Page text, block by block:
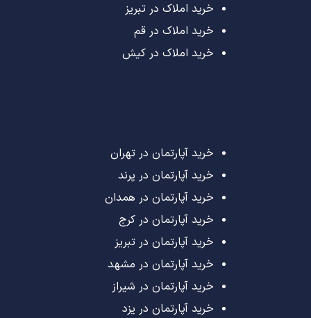
خرید املاک در تبریز
خرید املاک در قم
خرید املاک در کیش
خرید آپارتمان در تهران
خرید آپارتمان در پرند
خرید آپارتمان در همدان
خرید آپارتمان در کرج
خرید آپارتمان در تبریز
خرید آپارتمان در مشهد
خرید آپارتمان در شیراز
خرید آپارتمان در یزد